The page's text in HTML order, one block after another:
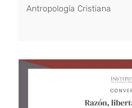
Antropología Cristiana